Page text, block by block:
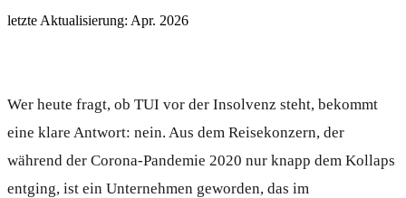
letzte Aktualisierung: Apr. 2026
Wer heute fragt, ob TUI vor der Insolvenz steht, bekommt
eine klare Antwort: nein. Aus dem Reisekonzern, der
während der Corona-Pandemie 2020 nur knapp dem Kollaps
entging, ist ein Unternehmen geworden, das im